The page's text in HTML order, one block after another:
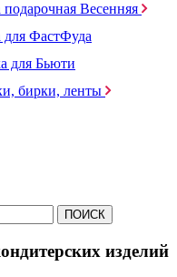
подарочная Весенняя
для ФастФуда
для Бьюти
бирки, ленты
ПОИСК
изделий